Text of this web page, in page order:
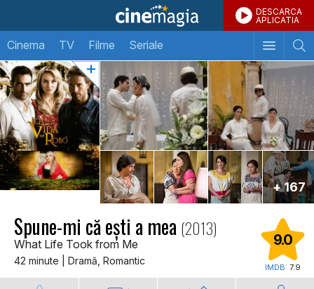
DESCARCA
APLICATIA
Cinema TV Filme Seriale
+ 167
Spune-mi că ești a mea (2013)
What Life Took from Me
42 minute | Dramă, Romantic
9.0
IMDB: 7.9